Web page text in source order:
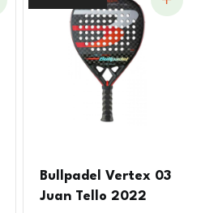
Bullpadel Vertex 03
Juan Tello 2022